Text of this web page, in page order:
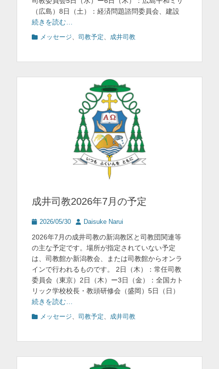
（広島）8日（土）：経済問題諮問委員会、建設
続きを読む…
カ メッセージ 司教予定 成井司教
成井司教2026年7月の予定
投
日
2026/05/30
投
者
Daisuke Narui
2026年7月の成井司教の新潟教区と司教団関連等
の主な予定です。場所が指定されていない予定
は、司教館か新潟教会、または司教館からオンラ
インで行われるものです。 2日（木）：常任司教
委員会（東京）2日（木）ー3日（金）：全国カト
リック学校校長・教頭研修会（盛岡）5日（日）
続きを読む…
カ
ー
メッセージ、 司教予定、 成井司教